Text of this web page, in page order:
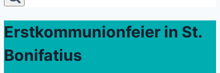
Erstkommunionfeier in St.
Bonifatius